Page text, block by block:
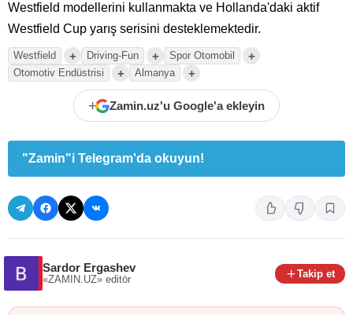
Westfield modellerini kullanmakta ve Hollanda'daki aktif
Westfield Cup yarış serisini desteklemektedir.
Westfield + Driving-Fun + Spor Otomobil +
Otomotiv Endüstrisi + Almanya +
+ Zamin.uz'u Google'a ekleyin
"Zamin"i Telegram'da okuyun!
Sardor Ergashev
«ZAMIN.UZ» editör
Takip et